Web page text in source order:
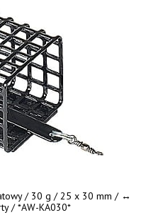
/ 30 g / 25 x 30 mm / ↔︎
/ *AW-KA030*